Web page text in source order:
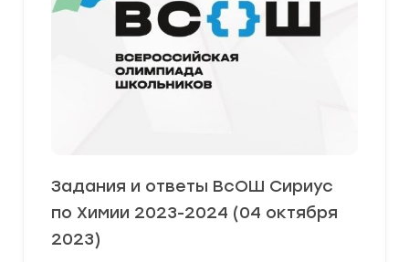
Задания и ответы ВсОШ Сириус
по Химии 2023-2024 (04 октября
2023)